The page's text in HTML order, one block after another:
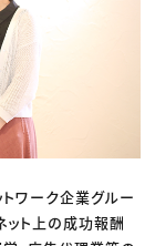
ワーク企業グルー
ット上の成功報酬